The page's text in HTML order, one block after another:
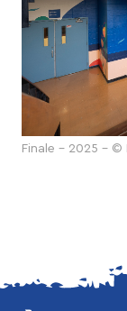
Finale - 2025 - ©